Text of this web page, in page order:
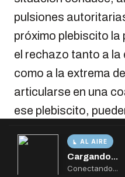
AL AIRE
Cargando...
Conectando...